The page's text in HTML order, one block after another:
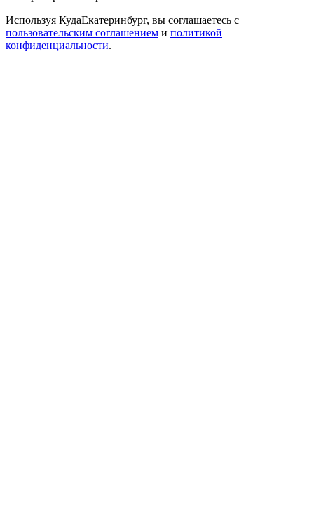
Используя КудаЕкатеринбург, вы соглашаетесь с
пользовательским соглашением и политикой
конфиденциальности.